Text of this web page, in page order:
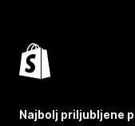
Najbolj priljubljene